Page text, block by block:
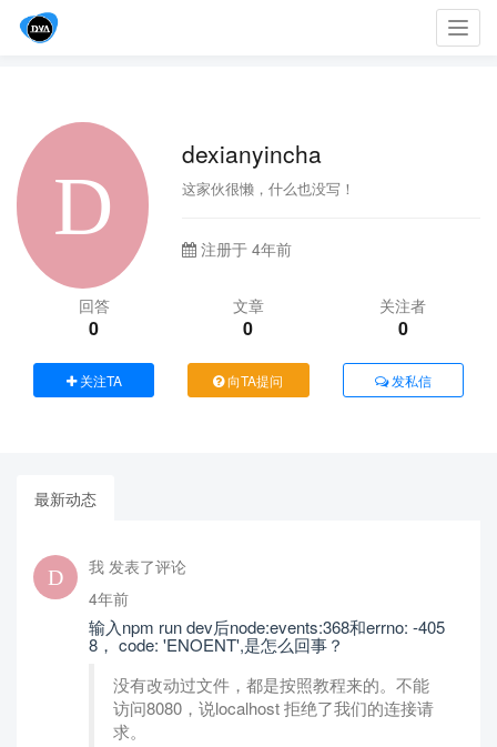
dexianyincha
这家伙很懒，什么也没写！
注册于 4年前
回答
0
文章
0
关注者
0
关注TA 向TA提问 发私信
最新动态
我 发表了评论
4年前
输入npm run dev后node:events:368和errno: -405
8， code: 'ENOENT',是怎么回事？
没有改动过文件，都是按照教程来的。不能
访问8080，说localhost 拒绝了我们的连接请
求。